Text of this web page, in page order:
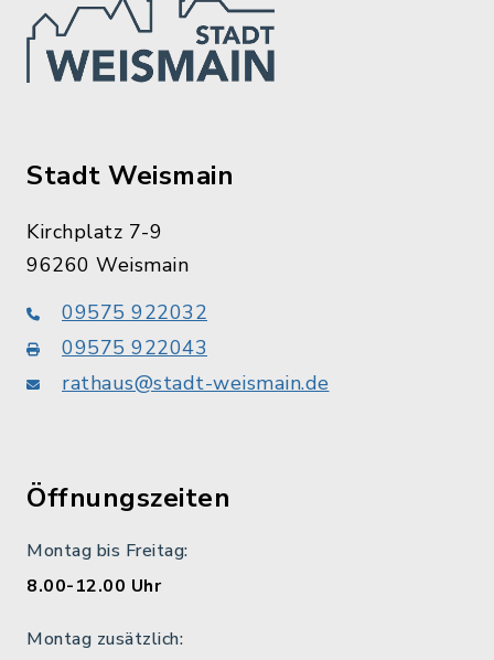
Stadt Weismain
Kirchplatz 7-9
96260 Weismain
09575 922032
09575 922043
rathaus@stadt-weismain.de
Öffnungszeiten
Montag bis Freitag:
8.00-12.00 Uhr
Montag zusätzlich: